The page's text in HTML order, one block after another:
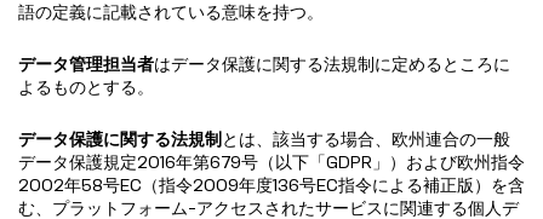
語の定義に記載されている意味を持つ。
データ管理担当者はデータ保護に関する法規制に定めるところに
よるものとする。
データ保護に関する法規制 とは、該当する場合、欧州連合の一般
データ保護規定2016年第679号（以下「GDPR」）および欧州指令
2002年58号EC（指令2009年度136号EC指令による補正版）を含
む、プラットフォーム-アクセスされたサービスに関連する個人デ